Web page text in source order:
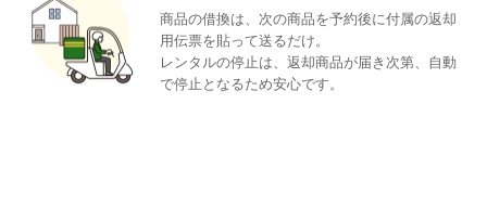
商品の借換は、次の商品を予約後に付属の返却
用伝票を貼って送るだけ。
レンタルの停止は、返却商品が届き次第、自動
で停止となるため安心です。